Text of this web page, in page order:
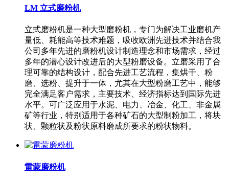
LM 立式磨粉机
立式磨粉机是一种大型磨粉机，专门为解决工业磨机产
量低、耗能高等技术难题，吸收欧洲先进技术并结合我
公司多年先进的磨粉机设计制造理念和市场需求，经过
多年的潜心设计改进后的大型粉磨设备。立磨采用了合
理可靠的结构设计，配合先进工艺流程，集烘干、粉
磨、选粉、提升于一体，尤其在大型粉磨工艺中，能够
完全满足客户需求，主要技术、经济指标达到国际先进
水平。可广泛应用于水泥、电力、冶金、化工、非金属
矿等行业，特别适用于各种矿石的大型制粉加工，将块
状、颗粒状及粉状原料磨成所要求的粉状物料。
雷蒙磨粉机